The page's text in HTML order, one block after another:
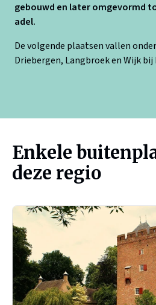
gebouwd en later omgevormd
adel.
De volgende plaatsen vallen
Driebergen, Langbroek en Wijk bij
Enkele
deze regio